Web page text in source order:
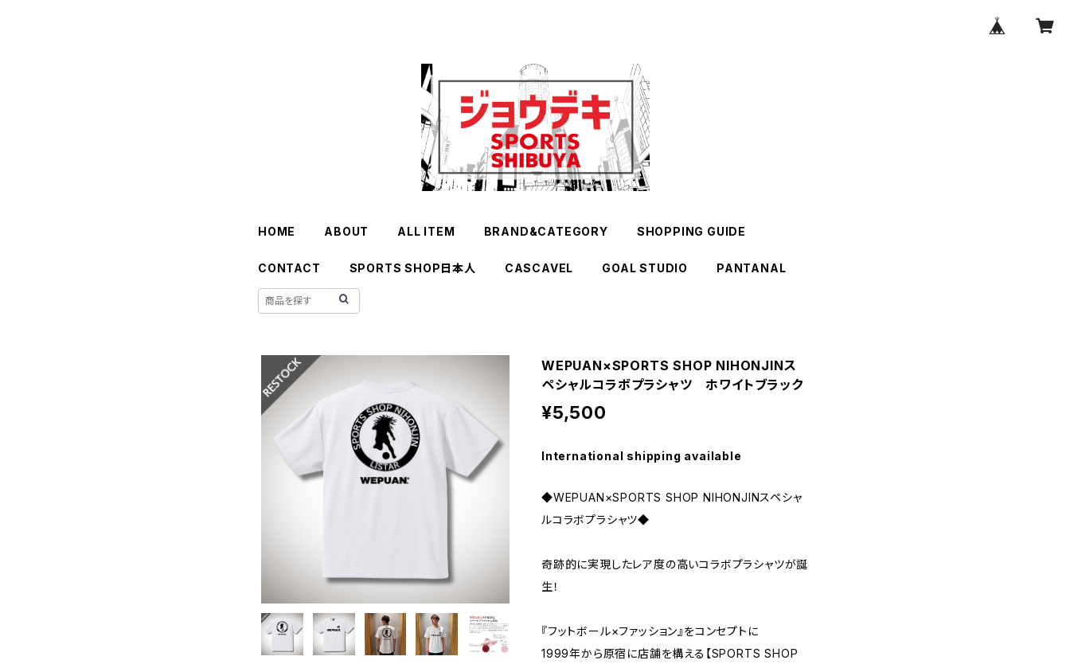
HOME ABOUT ALL ITEM BRAND&CATEGORY SHOPPING GUIDE
CONTACT SPORTS SHOP日本人 CASCAVEL GOAL STUDIO PANTANAL
WEPUAN×SPORTS SHOP NIHONJINス
ペシャルコラボプラシャツ ホワイトブラック
¥5,500
International shipping available
◆WEPUAN×SPORTS SHOP NIHONJINスペシャ
ルコラボプラシャツ◆
奇跡的に実現したレア度の高いコラボプラシャツが誕
生！
『フットボール×ファッション』をコンセプトに
1999年から原宿に店舗を構える【SPORTS SHOP